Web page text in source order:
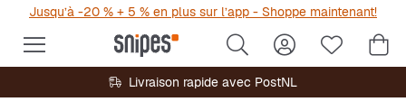
Jusqu’à -20 % + 5 % en plus sur l’app - Shoppe maintenant!
Livraison rapide avec PostNL